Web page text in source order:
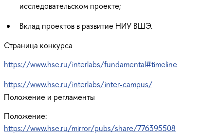
исследовательском проекте;
Вклад проектов в развитие НИУ ВШЭ.
Страница конкурса
https://www.hse.ru/interlabs/fundamental#timeline
https://www.hse.ru/interlabs/inter-campus/
Положение и регламенты
Положение:
https://www.hse.ru/mirror/pubs/share/776395508